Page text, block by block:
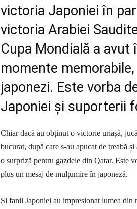
victoria Japoniei în
victoria Arabiei
Cupa Mondială a avut
momente
japonezi. Este vorba
Japoniei și suporterii
Chiar dacă au obținut o victorie uriașă,
bucurat, după care s-au apucat de treabă
o surpriză pentru gazdele din Qatar. Este
plus un mesaj de mulțumire în japoneză.
Și fanii Japoniei au impresionat lumea